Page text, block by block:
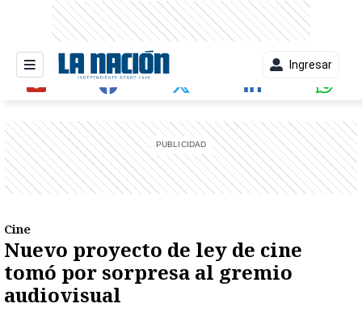
Ingresar
Cine
Nuevo proyecto de ley de cine
tomó por sorpresa al gremio
audiovisual